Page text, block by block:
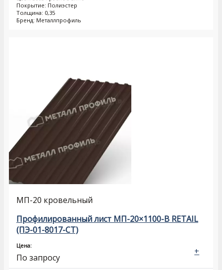
Покрытие: Полиэстер
Толщина: 0,35
Бренд: Металлпрофиль
МП-20 кровельный
Профилированный лист МП-20×1100-B RETAIL
(ПЭ-01-8017-СТ)
Цена:
По запросу
+